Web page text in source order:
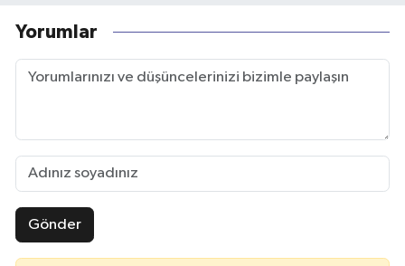
Yorumlar
Gönder